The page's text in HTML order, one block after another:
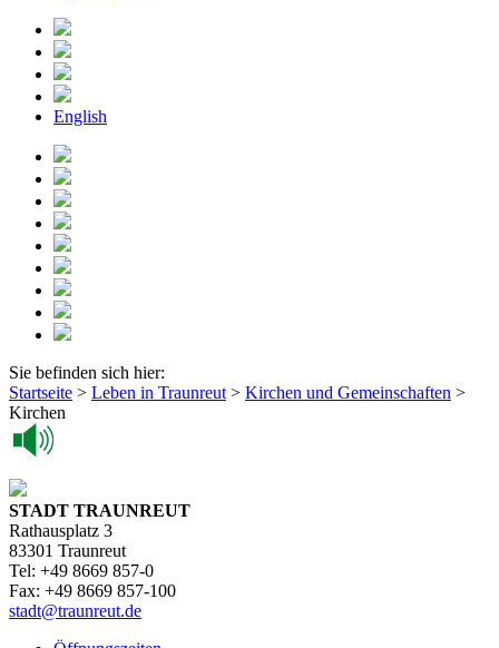
English
Sie befinden sich hier:
Startseite > Leben in Traunreut > Kirchen und Gemeinschaften >
Kirchen
STADT TRAUNREUT
Rathausplatz 3
83301 Traunreut
Tel: +49 8669 857-0
Fax: +49 8669 857-100
stadt@traunreut.de